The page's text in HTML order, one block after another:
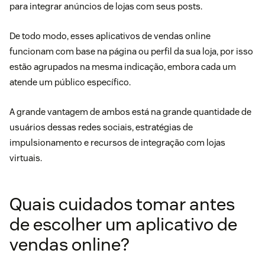
para integrar anúncios de lojas com seus posts.
De todo modo, esses aplicativos de vendas online
funcionam com base na página ou perfil da sua loja, por isso
estão agrupados na mesma indicação, embora cada um
atende um público específico.
A grande vantagem de ambos está na grande quantidade de
usuários dessas redes sociais, estratégias de
impulsionamento e recursos de integração com lojas
virtuais.
Quais cuidados tomar antes
de escolher um aplicativo de
vendas online?